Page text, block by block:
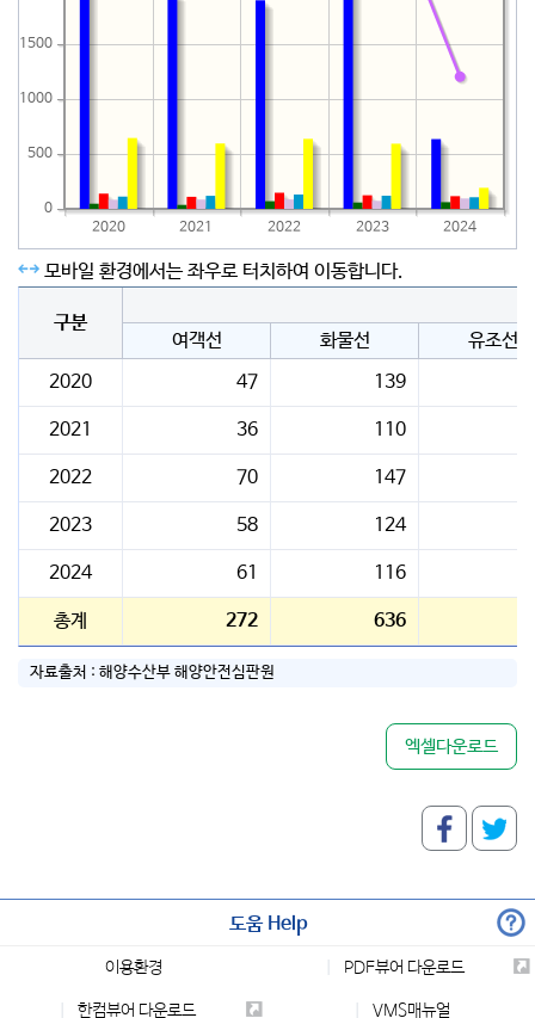
2020 2021 2022 2023 2024
0
500
1000
1500
모바일 환경에서는 좌우로 터치하여 이동합니다.
구분
여객선 화물선
유조선
2020
47 139
2021 36 110
2022 70 147
2023 58 124
2024 61 116
총계 272 636
자료출처 : 해양수산부 해양안전심판원
엑셀다운로드
도움 Help
이용환경 PDF뷰어 다운로드
한컴뷰어 다운로드 VMS매뉴얼